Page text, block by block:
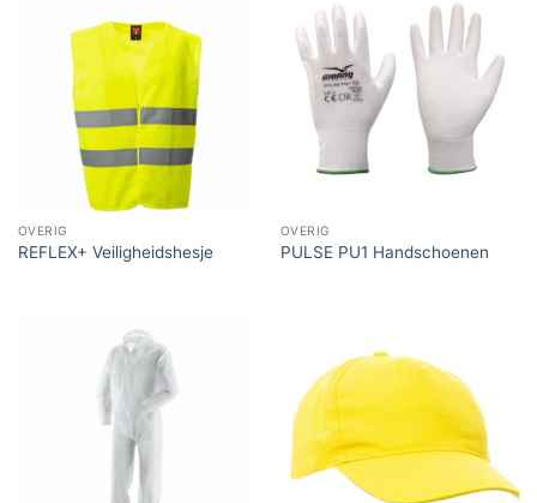
OVERIG
REFLEX+ Veiligheidshesje
OVERIG
PULSE PU1 Handschoenen